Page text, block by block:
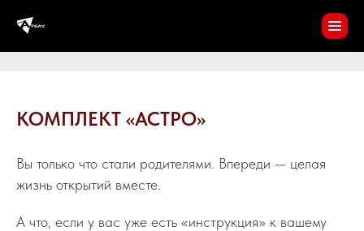
КОМПЛЕКТ «АСТРО»
Вы только что стали родителями. Впереди — целая
жизнь открытий вместе.
А что, если у вас уже есть «инструкция» к вашему